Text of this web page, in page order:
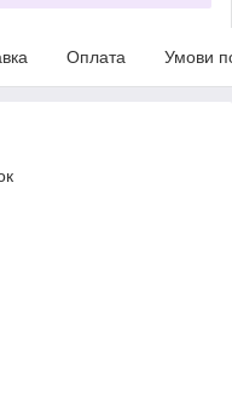
Оплата Умови